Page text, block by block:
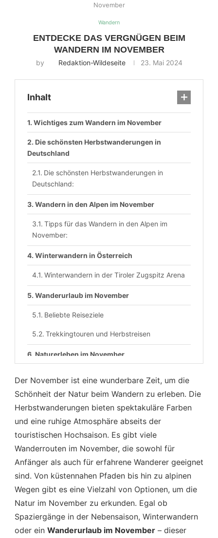
November
Wandern
ENTDECKE DAS VERGNÜGEN BEIM
WANDERN IM NOVEMBER
by Redaktion-Wildeseite 23. Mai 2024
Inhalt
Wichtiges zum Wandern im November
Die schönsten Herbstwanderungen in
Deutschland
Die schönsten Herbstwanderungen in
Deutschland:
Wandern in den Alpen im November
Tipps für das Wandern in den Alpen im
November:
Winterwandern in Österreich
Winterwandern in der Tiroler Zugspitz Arena
Wanderurlaub im November
Beliebte Reiseziele
Trekkingtouren und Herbstreisen
Naturerleben im November
Herbstlandschaften und Naturschutzgebiete
Fazit
Der November ist eine wunderbare Zeit, um die
Schönheit der Natur beim Wandern zu erleben. Die
Herbstwanderungen bieten spektakuläre Farben
und eine ruhige Atmosphäre abseits der
touristischen Hochsaison. Es gibt viele
Wanderrouten im November, die sowohl für
Anfänger als auch für erfahrene Wanderer geeignet
sind. Von küstennahen Pfaden bis hin zu alpinen
Wegen gibt es eine Vielzahl von Optionen, um die
Natur im November zu erkunden. Egal ob
Spaziergänge in der Nebensaison, Winterwandern
oder ein Wanderurlaub im November – dieser